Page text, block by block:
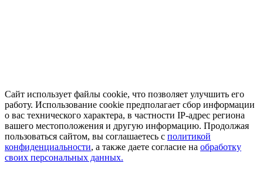
Сайт использует файлы cookie, что позволяет улучшить его
работу. Использование cookie предполагает сбор информации
о вас технического характера, в частности IP-адрес региона
вашего местоположения и другую информацию. Продолжая
пользоваться сайтом, вы соглашаетесь с политикой
конфиденциальности, а также даете согласие на обработку
своих персональных данных.